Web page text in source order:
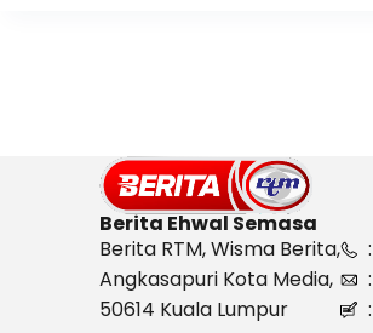
Berita Ehwal Semasa
Berita RTM, Wisma Berita,
Angkasapuri Kota Media,
50614 Kuala Lumpur